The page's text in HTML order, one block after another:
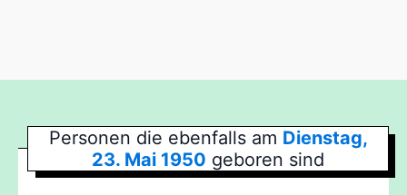
Personen die ebenfalls am Dienstag,
23. Mai 1950 geboren sind